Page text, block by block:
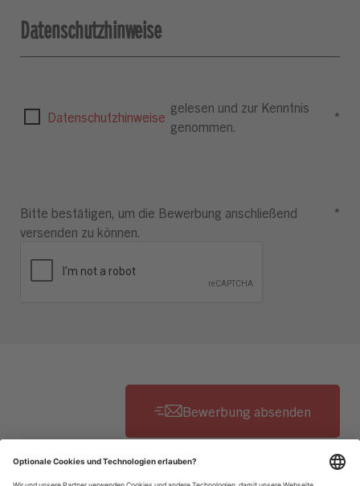
Datenschutzhinweise
Datenschutzhinweise
gelesen und zur Kenntnis
genommen.
*
Bitte bestätigen, um die Bewerbung anschließend
versenden zu können.
*